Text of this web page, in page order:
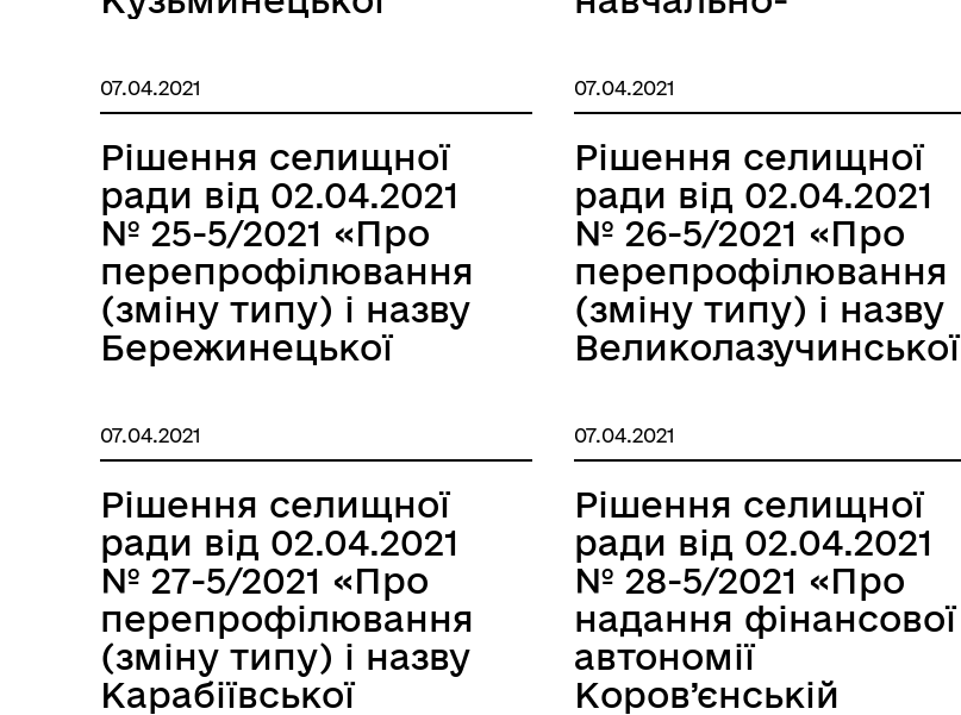
школи І-ІІ ступенів
Теофіпольської
селищної ради»
комплексу
«Загальноосвітня
школа І ступеня –
дошкільний
навчальний заклад»
Теофіпольської
селищної ради
шляхом
перетворення у
Колковецьку
початкову школу
Теофіпольської
селищної ради»
07.04.2021
Рішення селищної
ради від 02.04.2021
№ 25-5/2021 «Про
перепрофілювання
(зміну типу) і назву
Бережинецької
школи І-ІІ ступенів
Теофіпольської
селищної ради»
07.04.2021
Рішення селищної
ради від 02.04.2021
№ 26-5/2021 «Про
перепрофілювання
(зміну типу) і назву
Великолазучинської
школи І-ІІ ступенів
Теофіпольської
селищної ради»
07.04.2021
Рішення селищної
ради від 02.04.2021
№ 27-5/2021 «Про
перепрофілювання
(зміну типу) і назву
Карабіївської
07.04.2021
Рішення селищної
ради від 02.04.2021
№ 28-5/2021 «Про
надання фінансової
автономії
Коров’єнській